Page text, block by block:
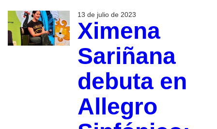
13 de julio de 2023
Ximena
Sariñana
debuta en
Allegro